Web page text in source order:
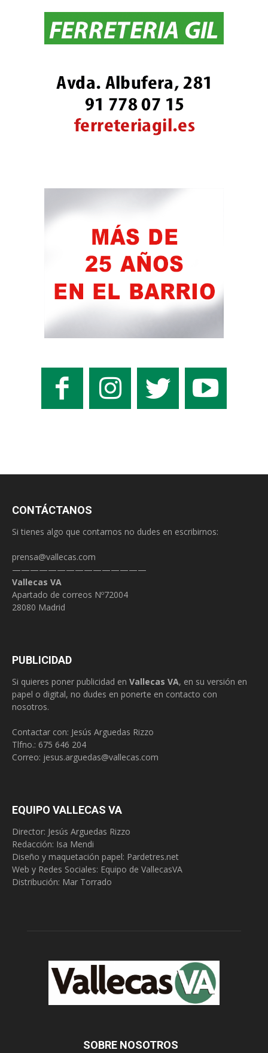
CONTÁCTANOS
Si tienes algo que contarnos no dudes en escribirnos:
prensa@vallecas.com
———————————————
Vallecas VA
Apartado de correos Nº72004
28080 Madrid
PUBLICIDAD
Si quieres poner publicidad en Vallecas VA, en su versión en
papel o digital, no dudes en ponerte en contacto con
nosotros.
Contactar con: Jesús Arguedas Rizzo
Tlfno.: 675 646 204
Correo: jesus.arguedas@vallecas.com
EQUIPO VALLECAS VA
Director: Jesús Arguedas Rizzo
Redacción: Isa Mendi
Diseño y maquetación papel: Pardetres.net
Web y Redes Sociales: Equipo de VallecasVA
Distribución: Mar Torrado
SOBRE NOSOTROS